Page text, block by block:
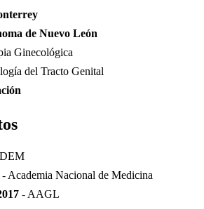
de Nuevo León
Ginecológica
del Tracto Genital
- Academia Nacional de Medicina
- AAGL